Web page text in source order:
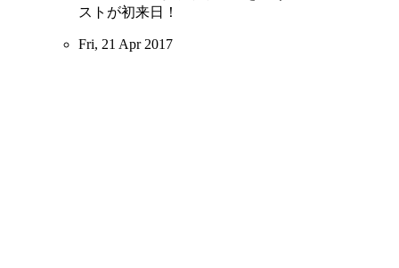
ストが初来日！
Fri, 21 Apr 2017